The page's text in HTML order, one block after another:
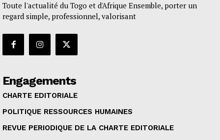
Toute l'actualité du Togo et d'Afrique Ensemble, porter un
regard simple, professionnel, valorisant
Engagements
CHARTE EDITORIALE
POLITIQUE RESSOURCES HUMAINES
REVUE PERIODIQUE DE LA CHARTE EDITORIALE